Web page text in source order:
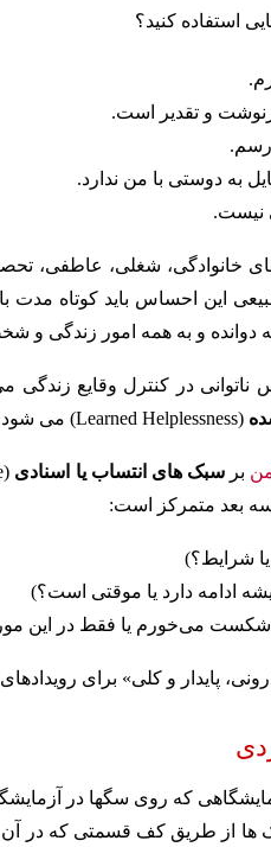
استفاده کنید؟
و تقدیر است.
رسم.
به دوستی با من ندارد.
نیست.
خانوادگی، شغلی، عاطفی،
این احساس باید کوتاه مدت
دوانده و به همه امور زندگی و
در کنترل وقایع زندگی
(Learned Helplessness) می شود.
برسبک های انتساب یا اسنادی
بعد متمرکز است:
یا شرایط؟)
ادامه دارد یا موقتی است؟)
شکست می‌خورم یا فقط در این
پایدار و کلی» برای
که روی سگها در
ها از طریق کف قسمتی که در آن